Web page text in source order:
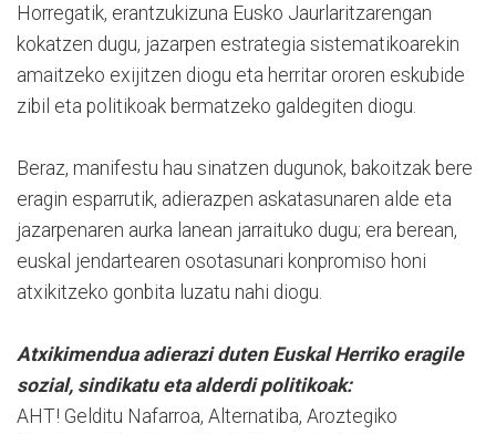
Horregatik, erantzukizuna Eusko Jaurlaritzarengan
kokatzen dugu, jazarpen estrategia sistematikoarekin
amaitzeko exijitzen diogu eta herritar ororen eskubide
zibil eta politikoak bermatzeko galdegiten diogu.
Beraz, manifestu hau sinatzen dugunok, bakoitzak bere
eragin esparrutik, adierazpen askatasunaren alde eta
jazarpenaren aurka lanean jarraituko dugu; era berean,
euskal jendartearen osotasunari konpromiso honi
atxikitzeko gonbita luzatu nahi diogu.
Atxikimendua adierazi duten Euskal Herriko eragile
sozial, sindikatu eta alderdi politikoak:
AHT! Gelditu Nafarroa, Alternatiba, Aroztegiko